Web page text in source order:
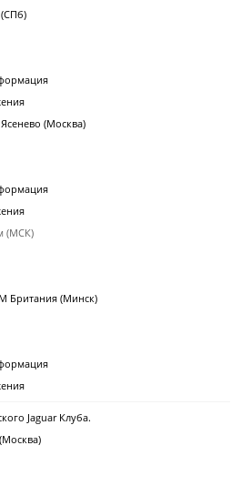
(Москва)
(МСК)
Британия (Минск)
Jaguar Клуба.